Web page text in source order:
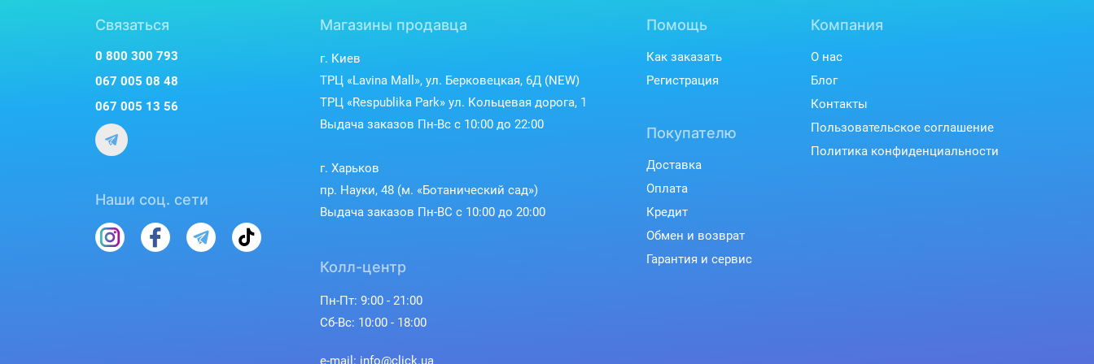
Связаться
0 800 300 793
067 005 08 48
067 005 13 56
Наши соц. сети
Магазины продавца
г. Киев
ТРЦ «Lavina Mall», ул. Берковецкая, 6Д (NEW)
ТРЦ «Respublika Park» ул. Кольцевая дорога, 1
Выдача заказов Пн-Вс с 10:00 до 22:00
г. Харьков
пр. Науки, 48 (м. «Ботанический сад»)
Выдача заказов Пн-ВС с 10:00 до 20:00
Колл-центр
Пн-Пт: 9:00 - 21:00
Сб-Вс: 10:00 - 18:00
e-mail: info@click.ua
Помощь
Как заказать
Регистрация
Покупателю
Доставка
Оплата
Кредит
Обмен и возврат
Гарантия и сервис
Компания
О нас
Блог
Контакты
Пользовательское соглашение
Политика конфиденциальности